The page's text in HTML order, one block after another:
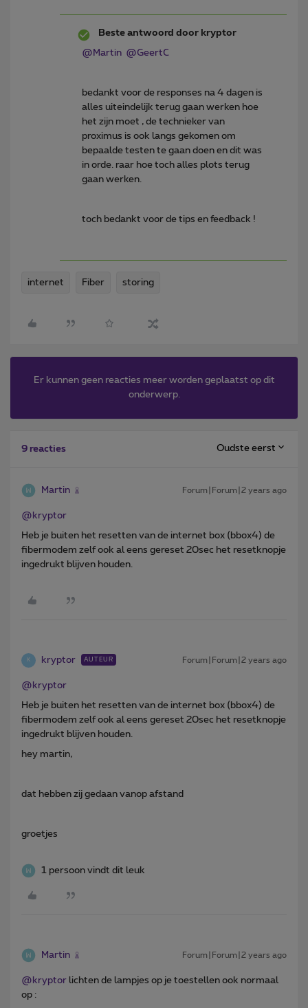
Beste antwoord door kryptor
@Martin @GeertC
bedankt voor de responses na 4 dagen is
alles uiteindelijk terug gaan werken hoe
het zijn moet , de technieker van
proximus is ook langs gekomen om
bepaalde testen te gaan doen en dit was
in orde. raar hoe toch alles plots terug
gaan werken.
toch bedankt voor de tips en feedback !
internet Fiber storing
Er kunnen geen reacties meer worden geplaatst op dit
onderwerp.
9 reacties Oudste eerst
Martin Forum|Forum|2 years ago
@kryptor
Heb je buiten het resetten van de internet box (bbox4) de
fibermodem zelf ook al eens gereset 20sec het resetknopje
ingedrukt blijven houden.
K kryptor AUTEUR Forum|Forum|2 years ago
@kryptor
Heb je buiten het resetten van de internet box (bbox4) de
fibermodem zelf ook al eens gereset 20sec het resetknopje
ingedrukt blijven houden.
hey martin,
dat hebben zij gedaan vanop afstand
groetjes
1 persoon vindt dit leuk
Martin Forum|Forum|2 years ago
@kryptor lichten de lampjes op je toestellen ook normaal
op :